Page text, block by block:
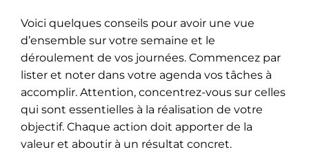
Voici quelques conseils pour avoir une vue
d’ensemble sur votre semaine et le
déroulement de vos journées. Commencez par
lister et noter dans votre agenda vos tâches à
accomplir. Attention, concentrez-vous sur celles
qui sont essentielles à la réalisation de votre
objectif. Chaque action doit apporter de la
valeur et aboutir à un résultat concret.